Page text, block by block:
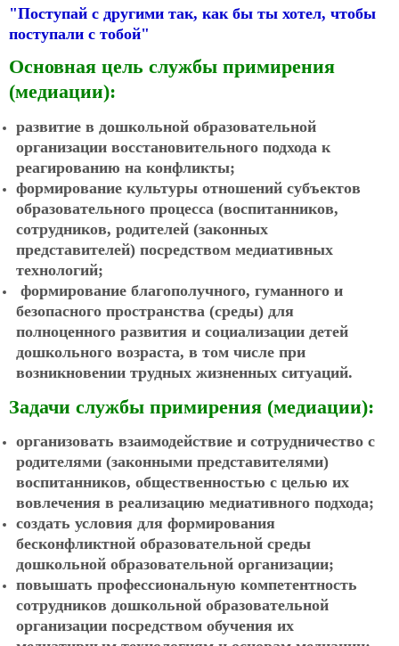
"Поступай с другими так, как бы ты хотел, чтобы
поступали с тобой"
Основная цель службы примирения
(медиации):
развитие в дошкольной образовательной
организации восстановительного подхода к
реагированию на конфликты;
формирование культуры отношений субъектов
образовательного процесса (воспитанников,
сотрудников, родителей (законных
представителей) посредством медиативных
технологий;
формирование благополучного, гуманного и
безопасного пространства (среды) для
полноценного развития и социализации детей
дошкольного возраста, в том числе при
возникновении трудных жизненных ситуаций.
Задачи службы примирения (медиации):
организовать взаимодействие и сотрудничество с
родителями (законными представителями)
воспитанников, общественностью с целью их
вовлечения в реализацию медиативного подхода;
создать условия для формирования
бесконфликтной образовательной среды
дошкольной образовательной организации;
повышать профессиональную компетентность
сотрудников дошкольной образовательной
организации посредством обучения их